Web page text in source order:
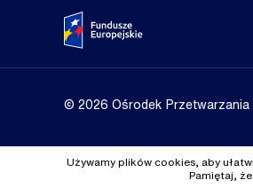
Portal Fundusze Europejskie
© 2026 Ośrodek Przetwarzania
Używamy plików cookies, aby
Pamiętaj,